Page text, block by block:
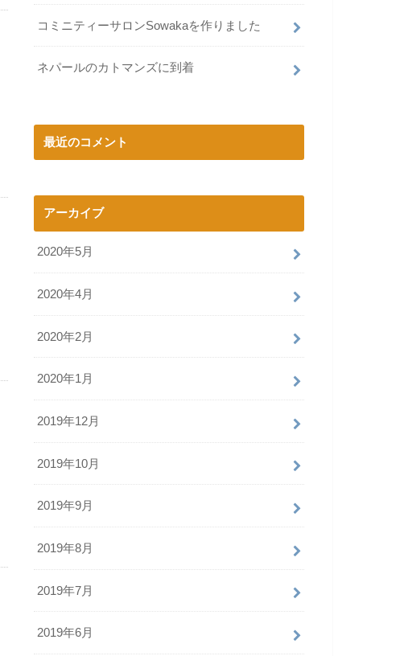
コミニティーサロンSowakaを作りました
ネパールのカトマンズに到着
最近のコメント
アーカイブ
2020年5月
2020年4月
2020年2月
2020年1月
2019年12月
2019年10月
2019年9月
2019年8月
2019年7月
2019年6月